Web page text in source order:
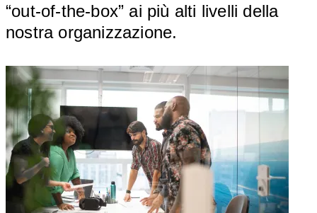
“out-of-the-box” ai più alti livelli della